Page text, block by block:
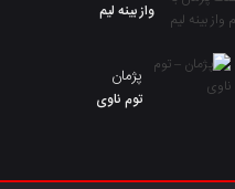
واز بینه لیم
پژمان
توم ناوی